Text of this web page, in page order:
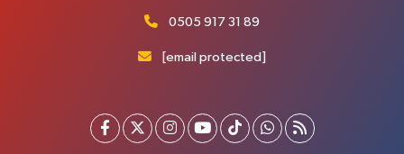
0505 917 31 89
[email protected]